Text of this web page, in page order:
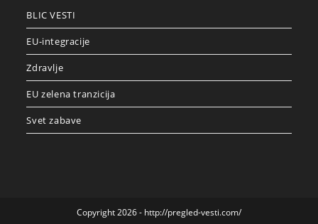
BLIC VESTI
EU-integracije
Zdravlje
EU zelena tranzicija
Svet zabave
Copyright 2026 - http://pregled-vesti.com/